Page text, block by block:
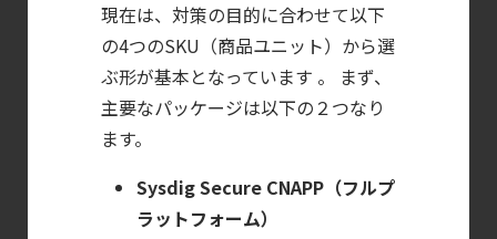
セキュリティ運用の効率化を実現するSysdig
Agent
Local機能の実装ガイド
標準ツールでは守れない？
Falco を超える
現在は、対策の目的に合わせて以下
の4つのSKU（商品ユニット）から選
ぶ形が基本となっています 。 まず、
主要なパッケージは以下の２つなり
ます。
Sysdig Secure CNAPP（フルプ
ラットフォーム）